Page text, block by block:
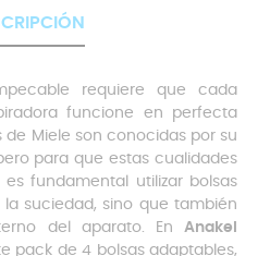
requiere que cada
funcione en perfecta
de Miele son conocidas por su
para que estas cualidades
fundamental utilizar bolsas
suciedad, sino que también
del aparato. En Anakel
pack de 4 bolsas adaptables,